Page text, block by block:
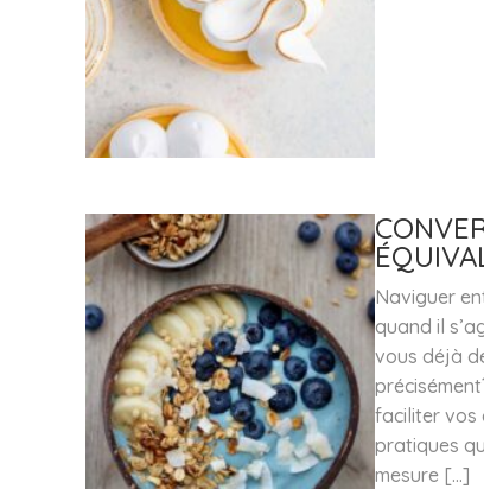
Naviguer
quand il
vous déjà
faciliter vos
pratiques
mesure […]